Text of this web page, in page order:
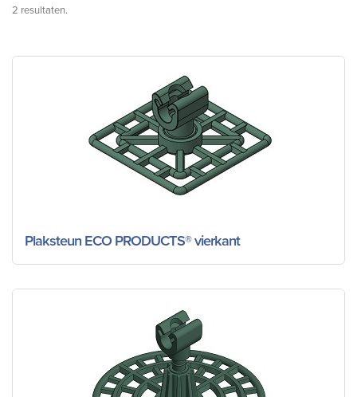
2 resultaten.
Plaksteun ECO PRODUCTS® vierkant